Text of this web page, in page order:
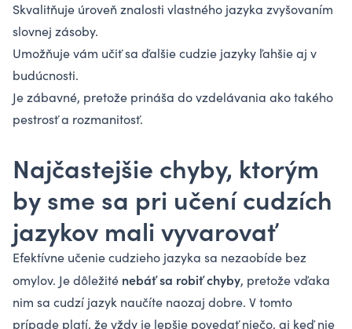
Skvalitňuje úroveň znalosti vlastného jazyka zvyšovaním
slovnej zásoby.
Umožňuje vám učiť sa ďalšie cudzie jazyky ľahšie aj v
budúcnosti.
Je zábavné, pretože prináša do vzdelávania ako takého
pestrosť a rozmanitosť.
Najčastejšie chyby, ktorým
by sme sa pri učení cudzích
jazykov mali vyvarovať
Efektívne učenie cudzieho jazyka sa nezaobíde bez
omylov. Je dôležité nebáť sa robiť chyby, pretože vďaka
nim sa cudzí jazyk naučíte naozaj dobre. V tomto
prípade platí, že vždy je lepšie povedať niečo, aj keď nie